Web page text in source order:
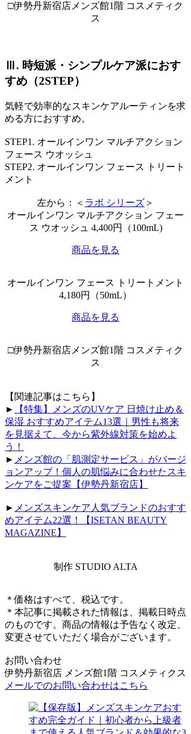
□伊勢丹新宿店メンズ館1階 コスメティク
ス
Ⅲ. 時短派・シンプルケア派におす
すめ（2STEP）
気軽で効率的なスキンケアルーティンを求
める方におすすめ。
STEP1. オールインワン マルチアクション
フェース ウオッシュ
STEP2. オールインワン フェース トリート
メント
左から：＜ ラボ シリーズ ＞
オールインワン マルチアクション フェー
ス ウオッシュ 4,400円（100mL)
商品を見る
オールインワン フェース トリートメント
4,180円（50mL）
商品を見る
□伊勢丹新宿店メンズ館1階 コスメティク
ス
【関連記事はこちら】
►
【特集】メンズのUVケア 日焼け止め＆
保湿 おすすめアイテム13選｜男性も将来
を見据えて、今から紫外線対策を始めよ
う！
► メンズ館の「肌測定サービス」がバージ
ョンアップ！個人の肌悩みに合わせたスキ
ンケアをご提案【伊勢丹新宿店】
► メンズスキンケア人気ブランドのおすす
めアイテム22選！【ISETAN BEAUTY
MAGAZINE】
制作 STUDIO ALTA
＊価格はすべて、税込です。
＊本記事に掲載された情報は、掲載日時点
のものです。商品の情報は予告なく改定、
変更させていただく場合がございます。
お問い合わせ
伊勢丹新宿店 メンズ館1階 コスメティクス
メールでのお問い合わせはこちら